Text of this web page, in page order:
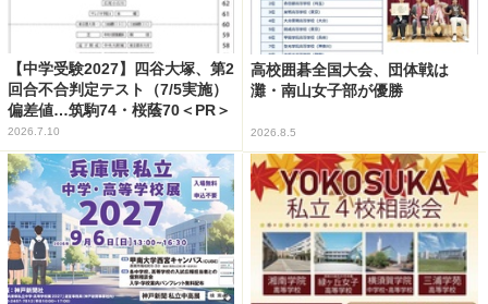
【中学受験2027】四谷大塚、第2
回合不合判定テスト（7/5実施）
偏差値…筑駒74・桜蔭70＜PR＞
2026.7.10
高校囲碁全国大会、団体戦は
灘・南山女子部が優勝
2026.8.5